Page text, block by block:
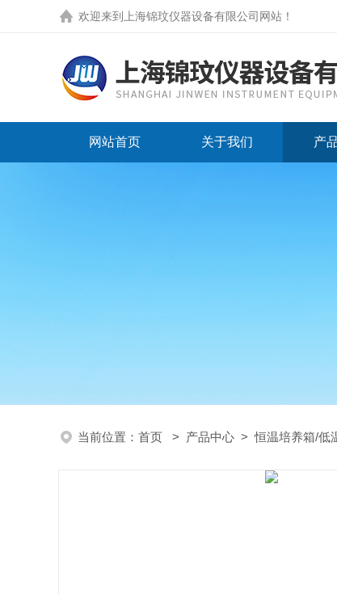
欢迎来到 上海锦玟仪器设备有限公司网站 ！
网站首页 关于我们 产
当前位置： 首页 > 产品中心 >恒温培养箱/低